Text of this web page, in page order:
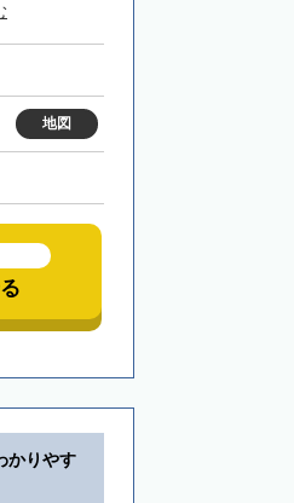
地図
かりやす